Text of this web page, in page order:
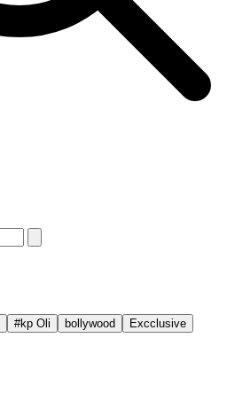
#kp Oli bollywood
Excclusive